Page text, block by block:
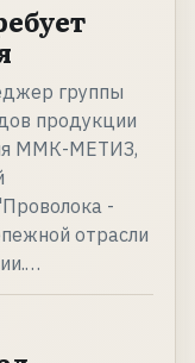
группы
продукции
ММК-МЕТИЗ,
-
отрасли